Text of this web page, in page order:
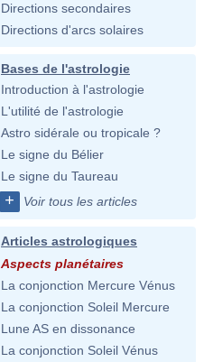
Directions secondaires
Directions d'arcs solaires
Bases de l'astrologie
Introduction à l'astrologie
L'utilité de l'astrologie
Astro sidérale ou tropicale ?
Le signe du Bélier
Le signe du Taureau
+ Voir tous les articles
Articles astrologiques
Aspects planétaires
La conjonction Mercure Vénus
La conjonction Soleil Mercure
Lune AS en dissonance
La conjonction Soleil Vénus